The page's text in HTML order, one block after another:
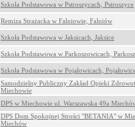
Szkoła Podstawowa w Pstroszycach, Pstroszyce
Remiza Strażacka w Falniowie, Falniów
Szkoła Podstawowa w Jaksicach, Jaksice
Szkoła Podstawowa w Parkoszowicach,
Szkoła Podstawowa w Pojałowicach,
Samodzielny Publiczny Zakład Opieki
Miechowie
DPS w Miechowie ul. Warszawska 49a
DPS Dom Spokojnej Strości "BETANIA" w
Miechów